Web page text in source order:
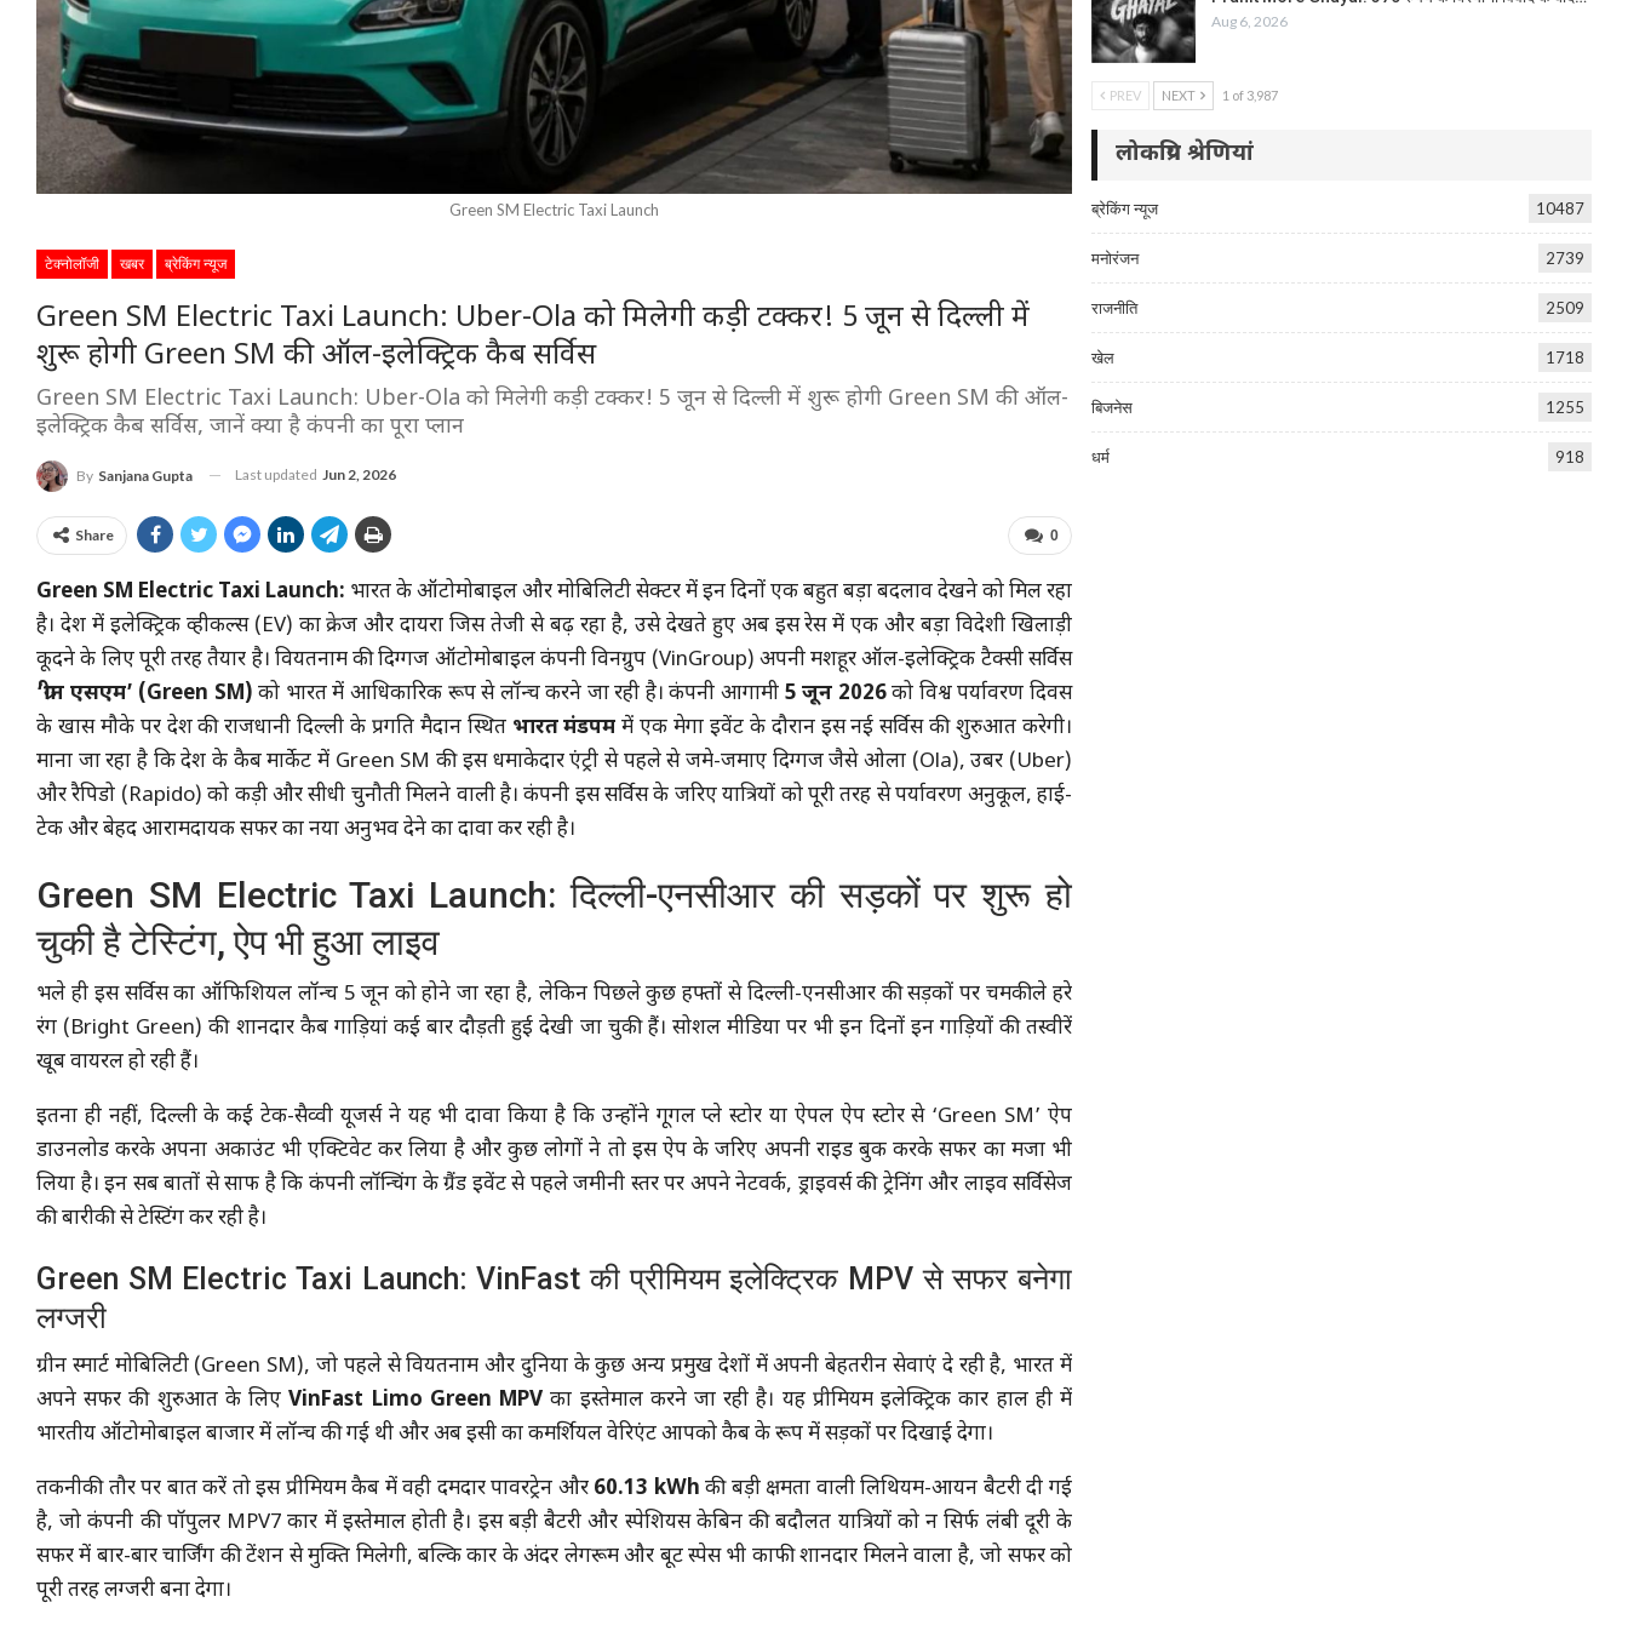
Green SM Electric Taxi Launch
टेक्नोलॉजी खबर ब्रेकिंग न्यूज
Green SM Electric Taxi Launch: Uber-Ola को मिलेगी कड़ी टक्कर! 5 जून से दिल्ली में
शुरू होगी Green SM की ऑल-इलेक्ट्रिक कैब सर्विस
Green SM Electric Taxi Launch: Uber-Ola को मिलेगी कड़ी टक्कर! 5 जून से दिल्ली में शुरू होगी Green SM की ऑल-
इलेक्ट्रिक कैब सर्विस, जानें क्या है कंपनी का पूरा प्लान
By Sanjana Gupta Last updated Jun 2, 2026
0
Share
Green SM Electric Taxi Launch: भारत के ऑटोमोबाइल और मोबिलिटी सेक्टर में इन दिनों एक बहुत बड़ा बदलाव देखने को मिल रहा
है। देश में इलेक्ट्रिक व्हीकल्स (EV) का क्रेज और दायरा जिस तेजी से बढ़ रहा है, उसे देखते हुए अब इस रेस में एक और बड़ा विदेशी खिलाड़ी
कूदने के लिए पूरी तरह तैयार है। वियतनाम की दिग्गज ऑटोमोबाइल कंपनी विनग्रुप (VinGroup) अपनी मशहूर ऑल-इलेक्ट्रिक टैक्सी सर्विस
‘ग्रीन एसएम’ (Green SM) को भारत में आधिकारिक रूप से लॉन्च करने जा रही है। कंपनी आगामी 5 जून 2026को विश्व पर्यावरण दिवस
के खास मौके पर देश की राजधानी दिल्ली के प्रगति मैदान स्थित भारत मंडपम में एक मेगा इवेंट के दौरान इस नई सर्विस की शुरुआत करेगी।
माना जा रहा है कि देश के कैब मार्केट में Green SM की इस धमाकेदार एंट्री से पहले से जमे-जमाए दिग्गज जैसे ओला (Ola), उबर (Uber)
और रैपिडो (Rapido) को कड़ी और सीधी चुनौती मिलने वाली है। कंपनी इस सर्विस के जरिए यात्रियों को पूरी तरह से पर्यावरण अनुकूल, हाई-
टेक और बेहद आरामदायक सफर का नया अनुभव देने का दावा कर रही है।
Green SM Electric Taxi Launch: दिल्ली-एनसीआर की सड़कों पर शुरू हो
चुकी है टेस्टिंग, ऐप भी हुआ लाइव
भले ही इस सर्विस का ऑफिशियल लॉन्च 5 जून को होने जा रहा है, लेकिन पिछले कुछ हफ्तों से दिल्ली-एनसीआर की सड़कों पर चमकीले हरे
रंग (Bright Green) की शानदार कैब गाड़ियां कई बार दौड़ती हुई देखी जा चुकी हैं। सोशल मीडिया पर भी इन दिनों इन गाड़ियों की तस्वीरें
खूब वायरल हो रही हैं।
इतना ही नहीं, दिल्ली के कई टेक-सैव्वी यूजर्स ने यह भी दावा किया है कि उन्होंने गूगल प्ले स्टोर या ऐपल ऐप स्टोर से ‘Green SM’ ऐप
डाउनलोड करके अपना अकाउंट भी एक्टिवेट कर लिया है और कुछ लोगों ने तो इस ऐप के जरिए अपनी राइड बुक करके सफर का मजा भी
लिया है। इन सब बातों से साफ है कि कंपनी लॉन्चिंग के ग्रैंड इवेंट से पहले जमीनी स्तर पर अपने नेटवर्क, ड्राइवर्स की ट्रेनिंग और लाइव सर्विसेज
की बारीकी से टेस्टिंग कर रही है।
Green SM Electric Taxi Launch: VinFast की प्रीमियम इलेक्ट्रिक MPV से सफर बनेगा
लग्जरी
ग्रीन स्मार्ट मोबिलिटी (Green SM), जो पहले से वियतनाम और दुनिया के कुछ अन्य प्रमुख देशों में अपनी बेहतरीन सेवाएं दे रही है, भारत में
अपने सफर की शुरुआत के लिएVinFast Limo Green MPV का इस्तेमाल करने जा रही है। यह प्रीमियम इलेक्ट्रिक कार हाल ही में
भारतीय ऑटोमोबाइल बाजार में लॉन्च की गई थी और अब इसी का कमर्शियल वेरिएंट आपको कैब के रूप में सड़कों पर दिखाई देगा।
तकनीकी तौर पर बात करें तो इस प्रीमियम कैब में वही दमदार पावरट्रेन और 60.13 kWh की बड़ी क्षमता वाली लिथियम-आयन बैटरी दी गई
है, जो कंपनी की पॉपुलर MPV7 कार में इस्तेमाल होती है। इस बड़ी बैटरी और स्पेशियस केबिन की बदौलत यात्रियों को न सिर्फ लंबी दूरी के
सफर में बार-बार चार्जिंग की टेंशन से मुक्ति मिलेगी, बल्कि कार के अंदर लेगरूम और बूट स्पेस भी काफी शानदार मिलने वाला है, जो सफर को
पूरी तरह लग्जरी बना देगा।
Aug 6, 2026
PREV NEXT 1 of 3,987
लोकप्रिय श्रेणियां
ब्रेकिंग न्यूज 10487
मनोरंजन 2739
राजनीति 2509
खेल 1718
बिजनेस 1255
धर्म 918